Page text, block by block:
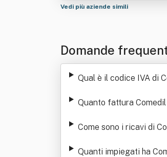
Vedi più aziende simili
Domande
Qual è il codice IVA di
Quanto fattura
Come sono i ricavi di
Quanti impiegati ha